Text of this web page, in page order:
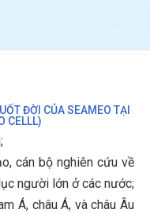
ĐỜI CỦA SEAMEO TẠI
CELLL)
cán bộ nghiên cứu về
người lớn ở các nước;
Á, châu Á, và châu Âu